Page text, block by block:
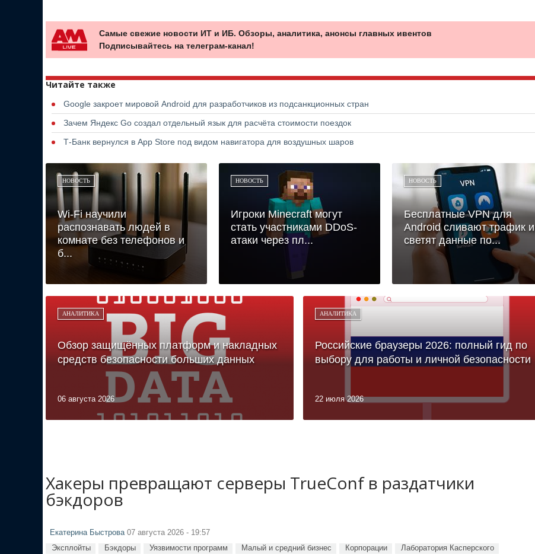
Самые свежие новости ИТ и ИБ. Обзоры, аналитика, анонсы главных ивентов
Подписывайтесь на телеграм-канал!
Читайте также
Google закроет мировой Android для разработчиков из подсанкционных стран
Зачем Яндекс Go создал отдельный язык для расчёта стоимости поездок
Т-Банк вернулся в App Store под видом навигатора для воздушных шаров
НОВОСТЬ
Wi-Fi научили
распознавать людей в
комнате без телефонов и
б...
НОВОСТЬ
Игроки Minecraft могут
стать участниками DDoS-
атаки через пл...
НОВОСТЬ
Бесплатные VPN для
Android сливают трафик и
светят данные по...
АНАЛИТИКА
Обзор защищённых платформ и накладных
средств безопасности больших данных
06 августа 2026
АНАЛИТИКА
Российские браузеры 2026: полный гид по
выбору для работы и личной безопасности
22 июля 2026
Хакеры превращают серверы TrueConf в раздатчики
бэкдоров
Екатерина Быстрова 07 августа 2026 - 19:57
Эксплойты Бэкдоры Уязвимости программ Малый и средний бизнес Корпорации Лаборатория Касперского